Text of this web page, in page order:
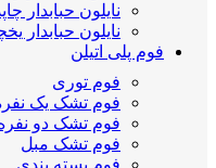
نایلون حبابدار
نایلون حبابدار
فوم پلی اتیلن
فوم توری
فوم تشک یک
فوم تشک دو
فوم تشک مبل
فوم بسته بندی